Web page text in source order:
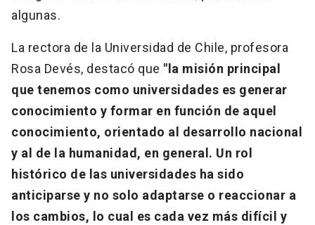
algunas.
La rectora de la Universidad de Chile, profesora
Rosa Devés, destacó que "la misión principal
que tenemos como universidades es generar
conocimiento y formar en función de aquel
conocimiento, orientado al desarrollo nacional
y al de la humanidad, en general. Un rol
histórico de las universidades ha sido
anticiparse y no solo adaptarse o reaccionar a
los cambios, lo cual es cada vez más difícil y